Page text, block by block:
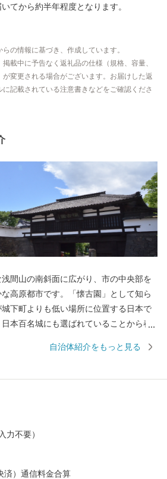
てから約半年程度となります。
の情報に基づき、作成しています。
載中に予告なく返礼品の仕様（規格、容量、
変更される場合がございます。お届けした返
記載されている注意書きなどをご確認くださ
間山の南斜面に広がり、市の中央部を
高原都市です。「懐古園」として知ら
下町よりも低い場所に位置する日本で
本百名城にも選ばれていることから春
宿場町として栄えたまち並みや多くの
で約2時間半・電車で約1時間半とアク
自治体紹介をもっと見る
力不要）
済）通信料金合算